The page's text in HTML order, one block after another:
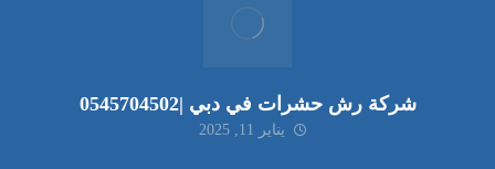
شركة رش حشرات في دبي |0545704502
يناير 11, 2025